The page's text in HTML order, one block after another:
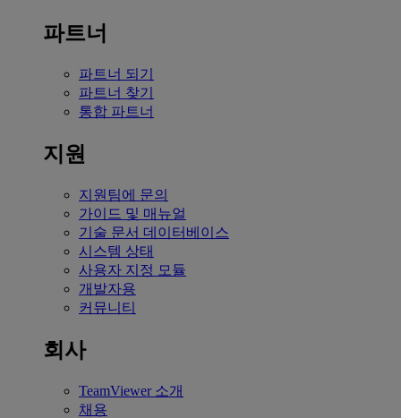
파트너
파트너 되기
파트너 찾기
통합 파트너
지원
지원팀에 문의
가이드 및 매뉴얼
기술 문서 데이터베이스
시스템 상태
사용자 지정 모듈
개발자용
커뮤니티
회사
TeamViewer 소개
채용